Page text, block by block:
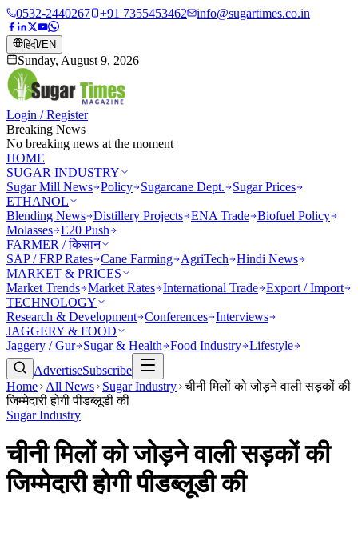
0532-2440267 +91 7355453462 info@sugartimes.co.in
हिंदी/EN
Sunday, August 9, 2026
Login / Register
Breaking News
No breaking news at the moment
HOME
SUGAR INDUSTRY
Sugar Mill News Policy Sugarcane Dept.
Sugar Prices
ETHANOL
Blending News Distillery Projects ENA Trade Biofuel Policy
Molasses E20 Push
FARMER / किसान
SAP / FRP Rates Cane Farming AgriTech
Hindi News
MARKET & PRICES
Market Trends Market Rates International Trade Export / Import
TECHNOLOGY
Research & Development Conferences Interviews
JAGGERY & FOOD
Jaggery / Gur
Sugar & Health Food Industry Lifestyle
AdvertiseSubscribe
Home
All News Sugar Industry चीनी मिलों को जोड़ने वाली सड़कों की
जिम्मेदारी होगी पीडब्लूडी की
Sugar Industry
चीनी मिलों को जोड़ने वाली सड़कों की
जिम्मेदारी होगी पीडब्लूडी की